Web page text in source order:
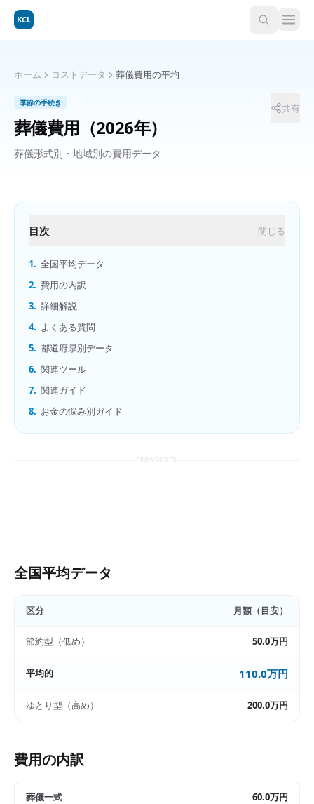
KCL
ホーム コストデータ 葬儀費用の平均
季節の手続き
葬儀費用 （2026年）
葬儀形式別・地域別の費用データ
共有
目次 閉じる
1. 全国平均データ
2. 費用の内訳
3. 詳細解説
4. よくある質問
5. 都道府県別データ
6. 関連ツール
7. 関連ガイド
8. お金の悩み別ガイド
SPONSORED
全国平均データ
区分 月額（目安）
節約型（低め） 50.0万円
平均的 110.0万円
ゆとり型（高め） 200.0万円
費用の内訳
葬儀一式 60.0万円